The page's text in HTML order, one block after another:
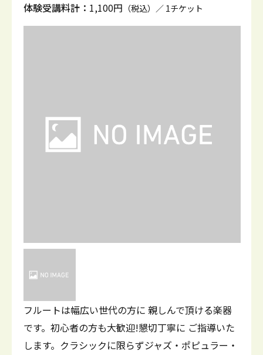
体験受講料計： 1,100円 （税込）／ 1チケット
フルートは幅広い世代の方に 親しんで頂ける楽器
です。初心者の方も大歓迎!懇切丁寧に ご指導いた
します。クラシックに限らずジャズ・ポピュラー・